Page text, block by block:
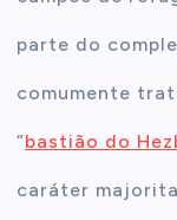
parte do
comumente
“bastião do
caráter